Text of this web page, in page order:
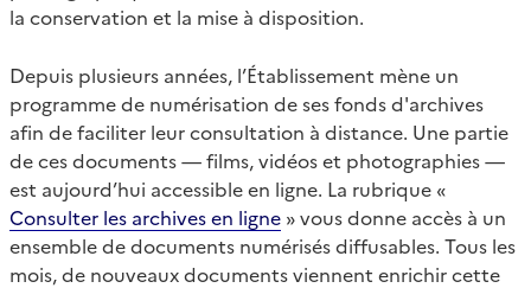
la conservation et la mise à disposition.
Depuis plusieurs années, l’Établissement mène un
programme de numérisation de ses fonds d'archives
afin de faciliter leur consultation à distance. Une partie
de ces documents — films, vidéos et photographies —
est aujourd’hui accessible en ligne. La rubrique «
Consulter les archives en ligne » vous donne accès à un
ensemble de documents numérisés diffusables. Tous les
mois, de nouveaux documents viennent enrichir cette